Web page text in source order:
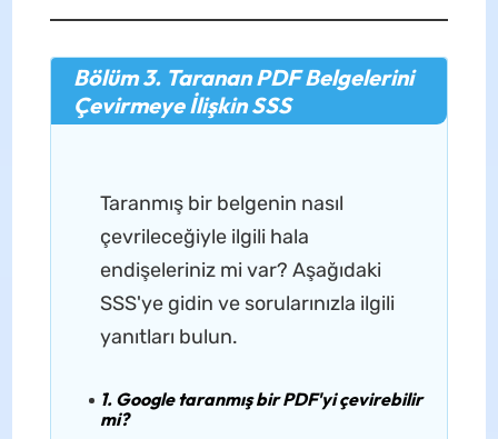
Bölüm 3. Taranan PDF Belgelerini
Çevirmeye İlişkin SSS
Taranmış bir belgenin nasıl
çevrileceğiyle ilgili hala
endişeleriniz mi var? Aşağıdaki
SSS'ye gidin ve sorularınızla ilgili
yanıtları bulun.
1. Google taranmış bir PDF'yi çevirebilir
mi?